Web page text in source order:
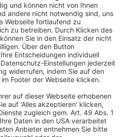
auf Informationsebene.
erforderlich. So sollte
von
der
leitend für die
von Informationen
hatte das DRSC seine
finale Analyse der
Überarbeitung des ESRS
vom 25.9.2025). Die
zur Überarbeitung der
zwar deutliche strukturelle
erzielt werden konnten,
noch nicht ausreichend